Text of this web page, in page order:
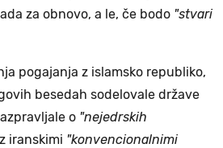
za obnovo, a le, če bodo "stvari
pogajanja z islamsko republiko,
besedah sodelovale države
o "nejedrskih
iranskimi "konvencionalnimi